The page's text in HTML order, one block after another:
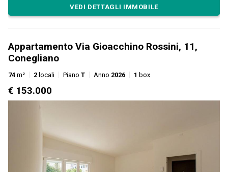
VEDI DETTAGLI IMMOBILE
Appartamento Via Gioacchino Rossini, 11,
Conegliano
74 m² 2 locali Piano T Anno 2026 1 box
€ 153.000